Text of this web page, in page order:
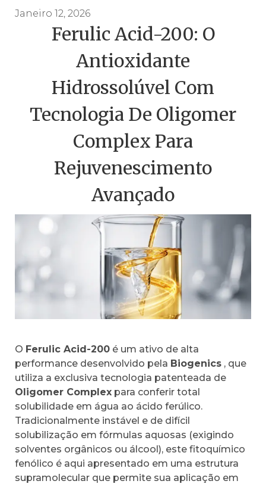
Janeiro 12, 2026
Ferulic Acid-200: O
Antioxidante
Hidrossolúvel Com
Tecnologia De Oligomer
Complex Para
Rejuvenescimento
Avançado
O Ferulic Acid-200 é um ativo de alta
performance desenvolvido pela Biogenics , que
utiliza a exclusiva tecnologia patenteada de
Oligomer Complex para conferir total
solubilidade em água ao ácido ferúlico.
Tradicionalmente instável e de difícil
solubilização em fórmulas aquosas (exigindo
solventes orgânicos ou álcool), este fitoquímico
fenólico é aqui apresentado em uma estrutura
supramolecular que permite sua aplicação em